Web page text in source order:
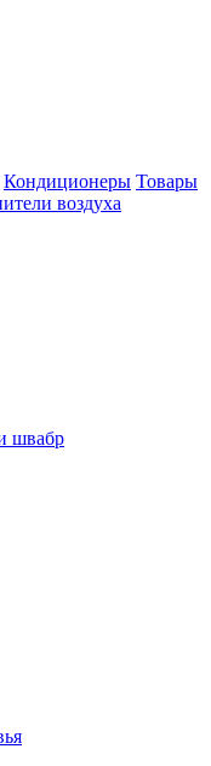
Кондиционеры Товары
воздуха
швабр